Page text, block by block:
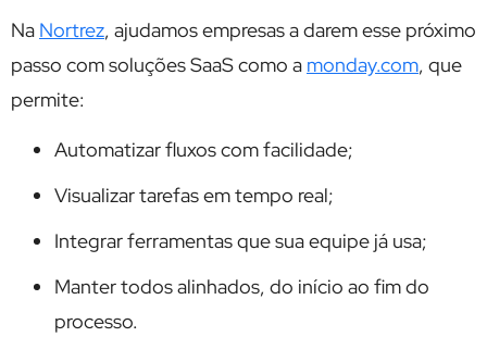
Na Nortrez, ajudamos empresas a darem esse próximo
passo com soluções SaaS como a monday.com, que
permite:
Automatizar fluxos com facilidade;
Visualizar tarefas em tempo real;
Integrar ferramentas que sua equipe já usa;
Manter todos alinhados, do início ao fim do
processo.